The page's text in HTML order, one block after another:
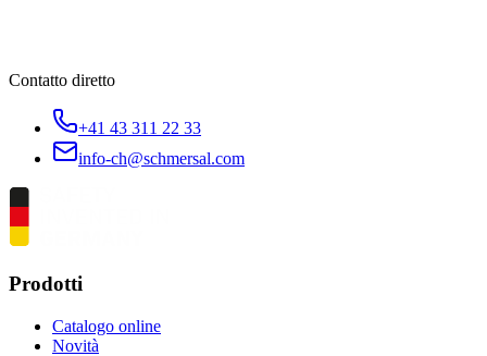
Contatto diretto
+41 43 311 22 33
info-ch@schmersal.com
Prodotti
Catalogo online
Novità